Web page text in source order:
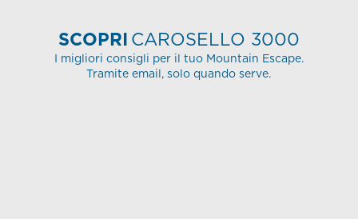
SCOPRICAROSELLO 3000
I migliori consigli per il tuo Mountain Escape.
Tramite email, solo quando serve.